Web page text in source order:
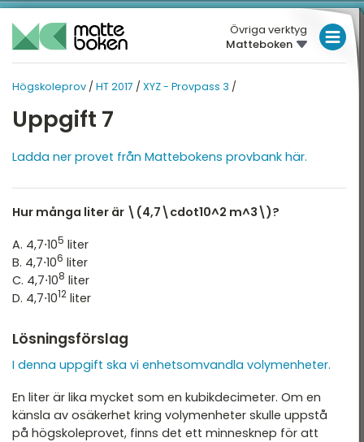
Övriga verktyg
Matteboken
Högskoleprov / HT 2017 / XYZ - Provpass 3 /
Uppgift 7
Ladda ner provet från Mattebokens provbank här.
Hur många liter är \(4,7\cdot10^2 m^3\)?
A. 4,7⋅105 liter
B. 4,7⋅106 liter
C. 4,7⋅108 liter
D. 4,7⋅1012 liter
Lösningsförslag
I denna uppgift ska vi enhetsomvandla volymenheter.
En liter är lika mycket som en kubikdecimeter. Om en
känsla av osäkerhet kring volymenheter skulle uppstå
på högskoleprovet, finns det ett minnesknep för att
LÅGSTADIET
MELLANSTADIET
GYMNASIET
HÖGSKOLEPROV
Översikt
2026
2025
2025
2024
2024
2023
2023
2022
2022 - maj
2022 - mars
HÖGSKOLEPROV
Översikt
NOG - Provpass 5
DTK - Provpass 5